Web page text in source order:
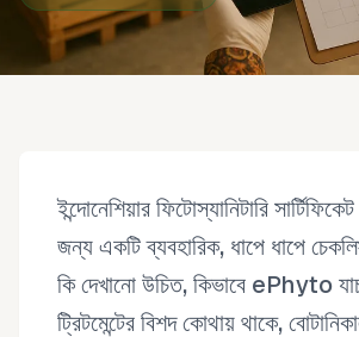
ইন্দোনেশিয়ার ফিটোস্যানিটারি
জন্য একটি ব্যবহারিক, ধাপে ধাপে
কি দেখানো উচিত, কিভাবে ePhyto
ট্রিটমেন্টের বিশদ কোথায় থাকে,